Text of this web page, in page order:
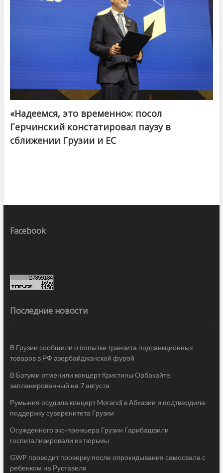
«Надеемся, это временно»: посол
Герчинский констатировал паузу в
сближении Грузии и ЕС
Facebook
Последние новости
В Грузии сообщили о попытке транзита подсанкционных
товаров в РФ азербайджанской фурой
В Батуми отменили концерт Кристины Орбакайте,
запланированный на 7 августа
Румыния осудила концерт Morandi в Абхазии и подтвердила
поддержку суверенитета Грузии
Осужденного экс-премьера Грузии Гарибашвили
госпитализировали из тюрьмы
GWP проводит проверку после опрокидывания самосвала с
ребенком на Руставели